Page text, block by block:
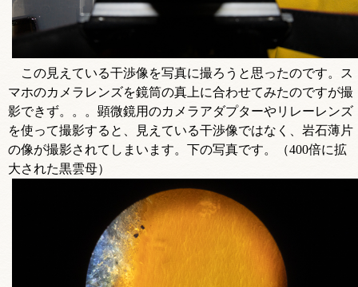
この見えている干渉像を写真に撮ろうと思ったのです。ス
マホのカメラレンズを鏡筒の真上に合わせてみたのですが撮
影できず。。。顕微鏡用のカメラアダプターやリレーレンズ
を使って撮影すると、見えている干渉像ではなく、岩石薄片
の像が撮影されてしまいます。下の写真です。（400倍に拡
大された黒雲母）